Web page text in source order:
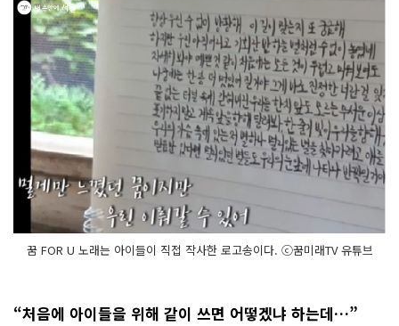
꿈 FOR U 노래는 아이들이 직접 작사한 로고송이다. ⓒ꿈미래TV 유튜브
“처음에 아이들을 위해 같이 쓰면 어떻겠냐 하는데…”